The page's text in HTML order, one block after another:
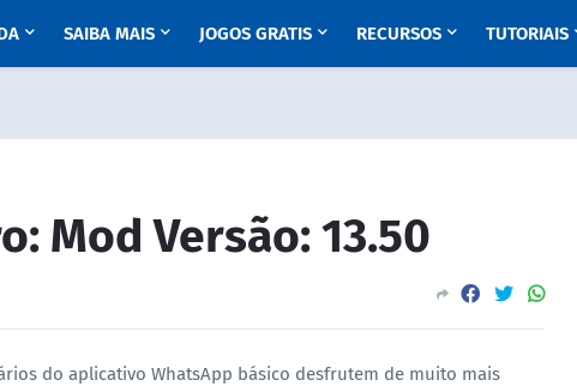
SAIBA MAIS JOGOS GRATIS RECURSOS TUTORIAIS
Mod Versão: 13.50
do aplicativo WhatsApp básico desfrutem de muito mais